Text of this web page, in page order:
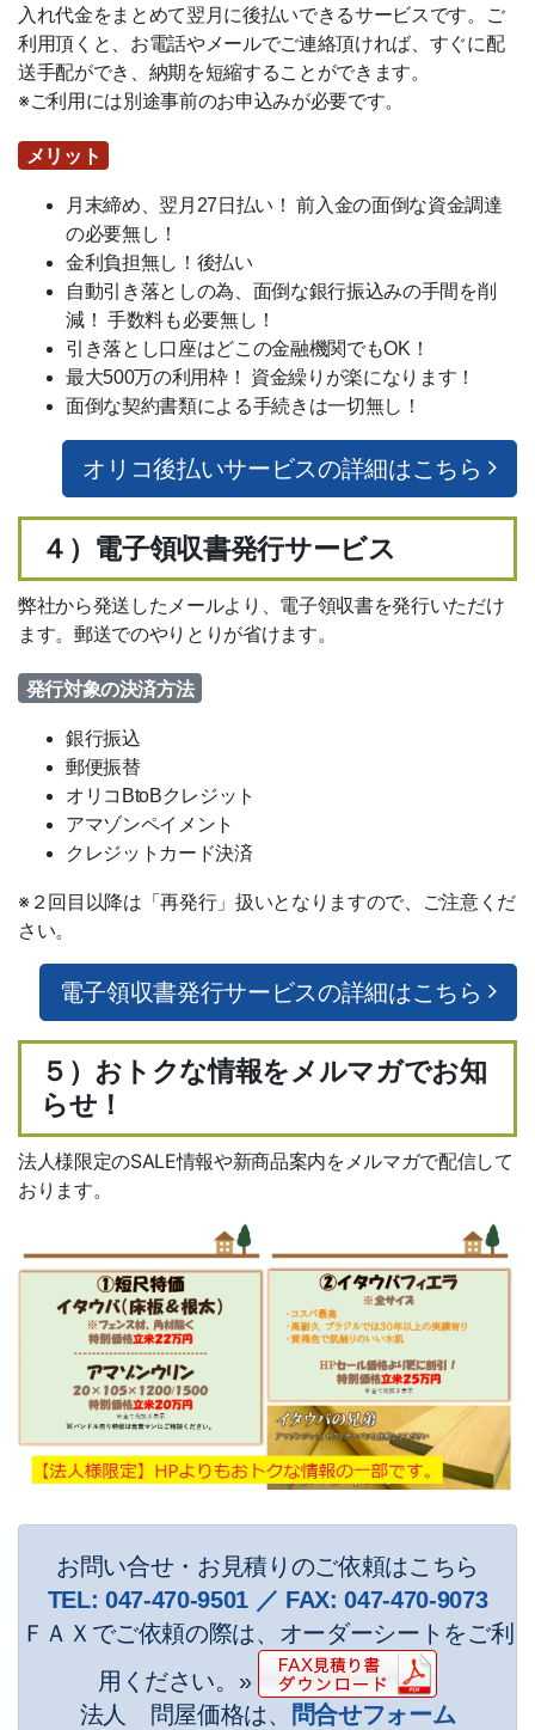
入れ代金をまとめて翌月に後払いできるサービスです。ご
利用頂くと、お電話やメールでご連絡頂ければ、すぐに配
送手配ができ、納期を短縮することができます。
※ご利用には別途事前のお申込みが必要です。
メリット
月末締め、翌月27日払い！ 前入金の面倒な資金調達
の必要無し！
金利負担無し！後払い
自動引き落としの為、面倒な銀行振込みの手間を削
減！ 手数料も必要無し！
引き落とし口座はどこの金融機関でもOK！
最大500万の利用枠！ 資金繰りが楽になります！
面倒な契約書類による手続きは一切無し！
オリコ後払いサービスの詳細はこちら
４）電子領収書発行サービス
弊社から発送したメールより、電子領収書を発行いただけ
ます。郵送でのやりとりが省けます。
発行対象の決済方法
銀行振込
郵便振替
オリコBtoBクレジット
アマゾンペイメント
クレジットカード決済
※２回目以降は「再発行」扱いとなりますので、ご注意くだ
さい。
電子領収書発行サービスの詳細はこちら
５）おトクな情報をメルマガでお知
らせ！
法人様限定のSALE情報や新商品案内をメルマガで配信して
おります。
お問い合せ・お見積りのご依頼はこちら
TEL:047-470-9501 ／ FAX:047-470-9073
ＦＡＸでご依頼の際は、オーダーシートをご利
用ください。»
法人 問屋価格は、
問合せフォーム
電子領収書
リーベプロについて
スタッフ紹介
会社概要
その他サービス
デッキ施工店募集
輸入代行サービス